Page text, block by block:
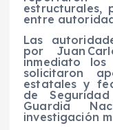
estructurales,
entre
Las
por Juan
inmediato
solicitaron
estatales y
de
Guardia
investigación